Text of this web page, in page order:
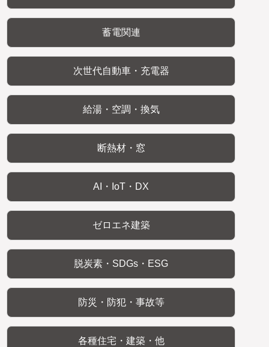
蓄電関連
次世代自動車・充電器
給湯・空調・換気
断熱材・窓
AI・IoT・DX
ゼロエネ建築
脱炭素・SDGs・ESG
防災・防犯・事故等
各種住宅・建築・他